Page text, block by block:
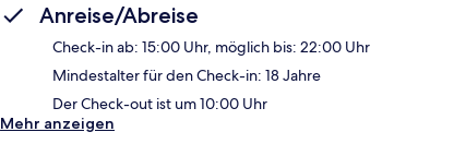
Anreise/Abreise
Check-in ab: 15:00 Uhr, möglich bis: 22:00 Uhr
Mindestalter für den Check-in: 18 Jahre
Der Check-out ist um 10:00 Uhr
Mehr anzeigen